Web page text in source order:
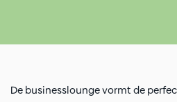
De businesslounge vormt de